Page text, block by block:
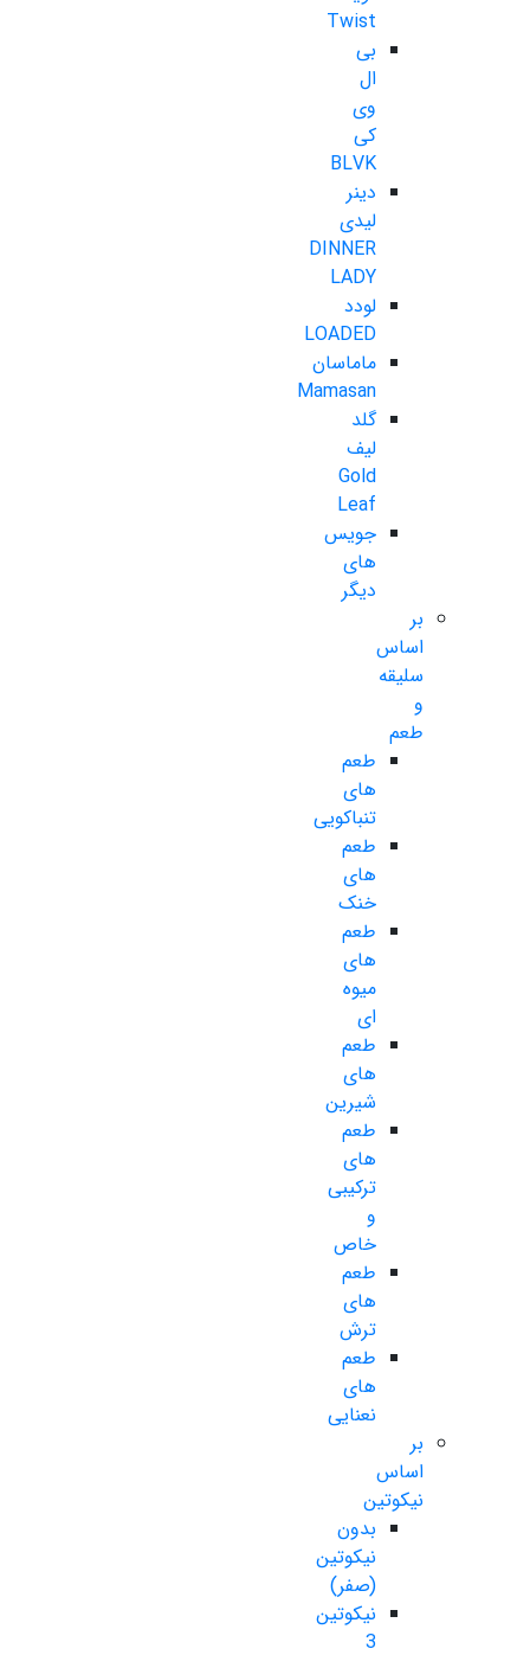
Twist
بی
ال
وی
کی
BLVK
دینر
لیدی
DINNER
LADY
لودد
LOADED
ماماسان
Mamasan
گلد
لیف
Gold
Leaf
جویس
های
دیگر
بر
اساس
سلیقه
و
طعم
طعم
های
تنباکویی
طعم
های
خنک
طعم
های
میوه
ای
طعم
های
شیرین
طعم
های
ترکیبی
و
خاص
طعم
های
ترش
طعم
های
نعنایی
بر
اساس
نیکوتین
بدون
نیکوتین
(صفر)
نیکوتین
3